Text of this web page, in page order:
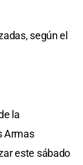
según el
la
Armas
este sábado